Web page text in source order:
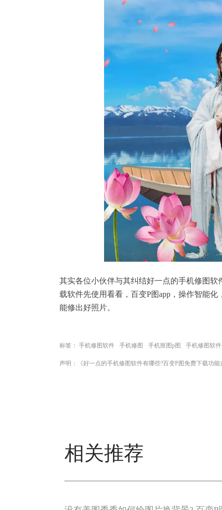
其实各位小伙伴与其纠结好一点的手机修图
载软件先使用看看，百变P图app，操作智能
能修出好照片。
标签： 手机修图软件 手机修图 手机抠图p图 手机修图软
声明：《好一点的手机修图软件有哪些?百变P图免费下载功
相关推荐